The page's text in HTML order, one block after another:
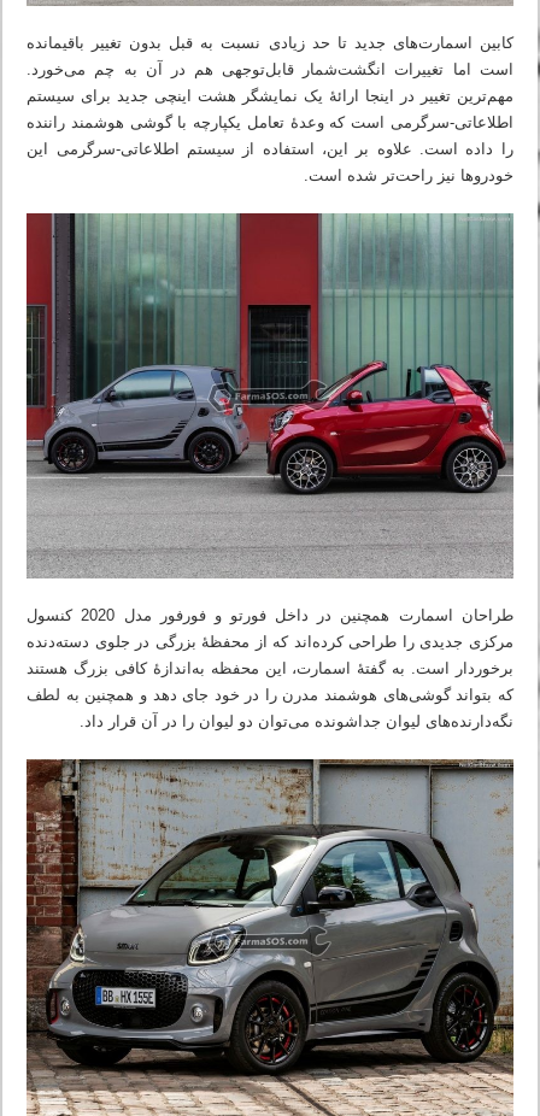
کابین اسمارت‌های جدید تا حد زیادی نسبت به قبل بدون تغییر باقیمانده
است اما تغییرات انگشت‌شمار قابل‌توجهی هم در آن به چم می‌خورد.
مهم‌ترین تغییر در اینجا ارائهٔ یک نمایشگر هشت اینچی جدید برای سیستم
اطلاعاتی-سرگرمی است که وعدهٔ تعامل یکپارچه با گوشی هوشمند راننده
را داده است. علاوه بر این، استفاده از سیستم اطلاعاتی-سرگرمی این
خودروها نیز راحت‌تر شده است.
طراحان اسمارت همچنین در داخل فورتو و فورفور مدل 2020 کنسول
مرکزی جدیدی را طراحی کرده‌اند که از محفظهٔ بزرگی در جلوی دسته‌دنده
برخوردار است. به گفتهٔ اسمارت، این محفظه به‌اندازهٔ کافی بزرگ هستند
که بتواند گوشی‌های هوشمند مدرن را در خود جای دهد و همچنین به لطف
نگه‌دارنده‌های لیوان جداشونده می‌توان دو لیوان را در آن قرار داد.